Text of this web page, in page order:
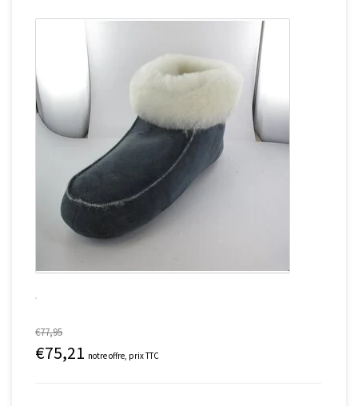
€77,95
€75,21 notre offre, prix TTC